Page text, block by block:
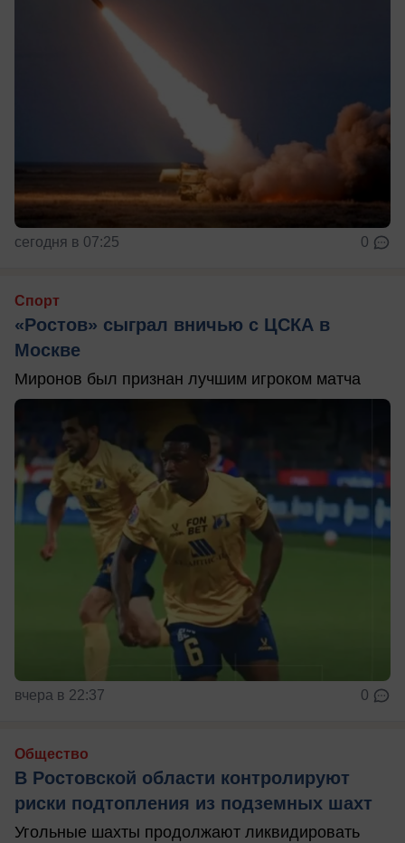
сегодня в 07:25 0
Спорт
«Ростов» сыграл вничью с ЦСКА в
Москве
Миронов был признан лучшим игроком матча
вчера в 22:37 0
Общество
В Ростовской области контролируют
риски подтопления из подземных шахт
Угольные шахты продолжают ликвидировать